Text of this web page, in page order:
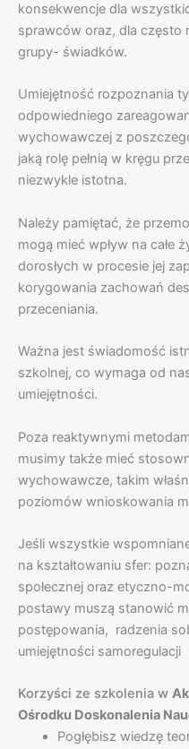
konsekwencje dla
sprawców oraz, dla często
grupy- świadków.
Umiejętność rozpoznania
odpowiedniego
wychowawczej z
jaką rolę pełnią w kręgu
niezwykle istotna.
Należy pamiętać, że
mogą mieć wpływ na całe
dorosłych w procesie jej
korygowania zachowań
przeceniania.
Ważna jest świadomość
szkolnej, co wymaga od
umiejętności.
Poza reaktywnymi
musimy także mieć
wychowawcze, takim
poziomów wnioskowania
Jeśli wszystkie
na kształtowaniu sfer:
społecznej oraz etyczno-
postawy muszą stanowić
postępowania, radzenia
umiejętności samoregulacji
Korzyści ze szkolenia w
Ośrodku Doskonalenia
Pogłębisz wiedzę